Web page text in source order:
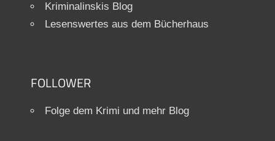
Kriminalinskis Blog
Lesenswertes aus dem Bücherhaus
FOLLOWER
Folge dem Krimi und mehr Blog